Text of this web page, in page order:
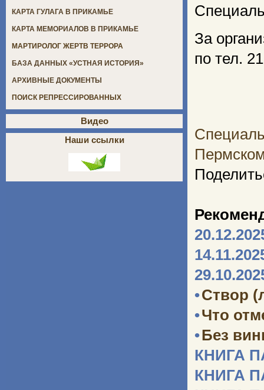
За
по тел.
•Створ
•Что
•Без
КНИГА
КНИГА
КАРТА ГУЛАГА В ПРИКАМЬЕ
КАРТА МЕМОРИАЛОВ В ПРИКАМЬЕ
МАРТИРОЛОГ ЖЕРТВ ТЕРРОРА
БАЗА ДАННЫХ «УСТНАЯ ИСТОРИЯ»
АРХИВНЫЕ ДОКУМЕНТЫ
ПОИСК РЕПРЕССИРОВАННЫХ
Видео
Наши ссылки